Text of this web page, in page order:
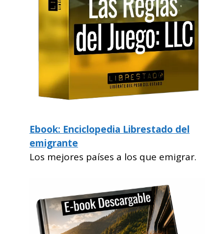
Ebook: Enciclopedia Librestado del
emigrante
Los mejores países a los que emigrar.